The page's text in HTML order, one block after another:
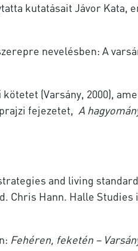
kutatásait Jávor Kata,
nevelésben: A
kötetet (Varsány, 2000),
fejezetet, A
and living
Chris Hann. Halle
Fehéren, feketén –